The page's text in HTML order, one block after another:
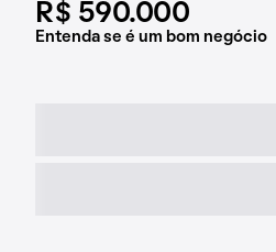
R$ 590.000
Entenda se é um bom negócio